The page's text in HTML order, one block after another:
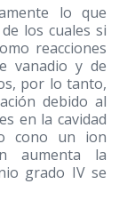
lo que
los cuales si
reacciones
vanadio y de
por lo tanto,
debido al
en la cavidad
cono un ion
aumenta la
grado IV se